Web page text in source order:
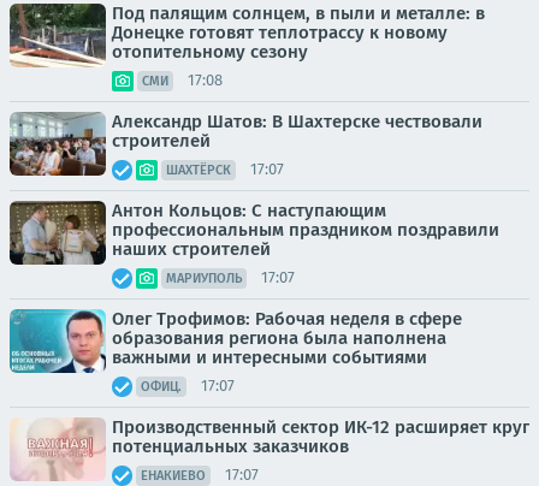
Под палящим солнцем, в пыли и металле: в
Донецке готовят теплотрассу к новому
отопительному сезону
СМИ 17:08
Александр Шатов: В Шахтерске чествовали
строителей
ШАХТЁРСК 17:07
Антон Кольцов: С наступающим
профессиональным праздником поздравили
наших строителей
МАРИУПОЛЬ 17:07
Олег Трофимов: Рабочая неделя в сфере
образования региона была наполнена
важными и интересными событиями
ОФИЦ. 17:07
Производственный сектор ИК-12 расширяет круг
потенциальных заказчиков
ЕНАКИЕВО 17:07